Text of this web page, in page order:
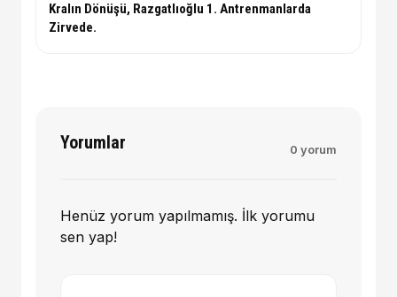
Kralın Dönüşü, Razgatlıoğlu 1. Antrenmanlarda
Zirvede.
Yorumlar 0 yorum
Henüz yorum yapılmamış. İlk yorumu
sen yap!